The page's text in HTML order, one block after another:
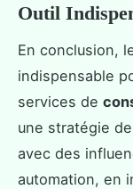
Outil
En conclusion,
indispensable
services de
une stratégie
avec des
automation, en